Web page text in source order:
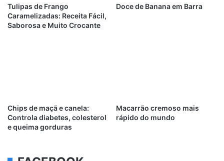
Tulipas de Frango
Caramelizadas: Receita Fácil,
Saborosa e Muito Crocante
Doce de Banana em Barra
Chips de maçã e canela:
Controla diabetes, colesterol
e queima gorduras
Macarrão cremoso mais
rápido do mundo